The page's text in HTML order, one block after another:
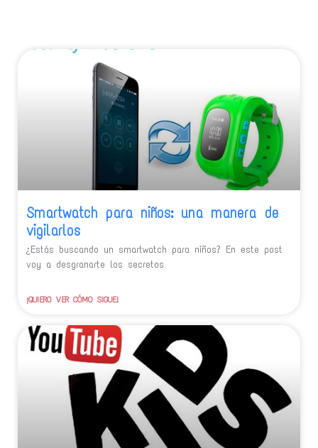
Smartwatch para niños: una manera de
vigilarlos
¿Estás buscando un smartwatch para niños? En este post
voy a desgranarte los secretos
¡QUIERO VER CÓMO SIGUE!